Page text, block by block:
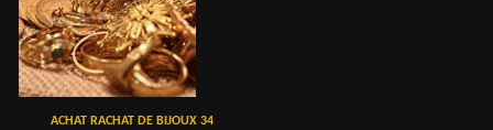
ACHAT RACHAT DE BIJOUX 34